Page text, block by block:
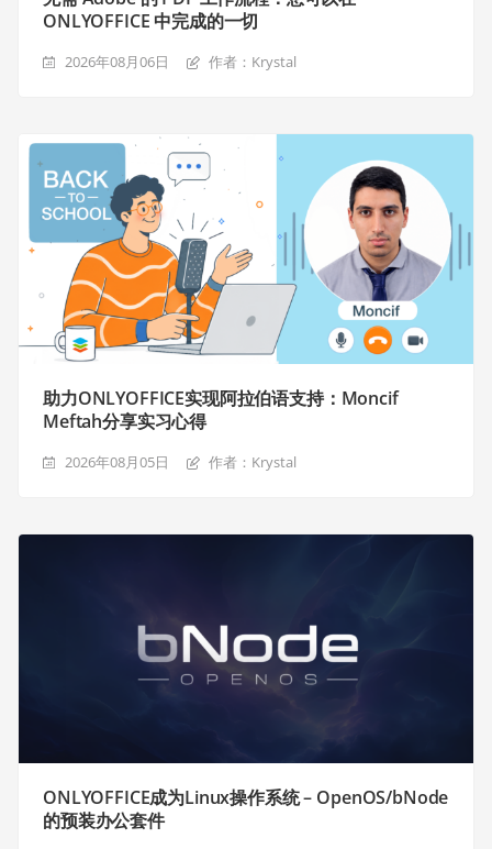
ONLYOFFICE 中完成的一切
2026年08月06日 作者：Krystal
助力ONLYOFFICE实现阿拉伯语支持：Moncif
Meftah分享实习心得
2026年08月05日 作者：Krystal
ONLYOFFICE成为Linux操作系统 – OpenOS/bNode
的预装办公套件